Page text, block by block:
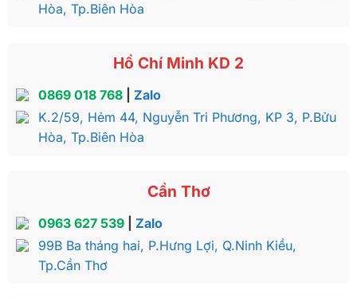
Hòa, Tp.Biên Hòa
Hồ Chí Minh KD 2
0869 018 768| Zalo
K.2/59, Hẻm 44, Nguyễn Tri Phương, KP 3, P.Bửu
Hòa, Tp.Biên Hòa
Cần Thơ
0963 627 539| Zalo
99B Ba tháng hai, P.Hưng Lợi, Q.Ninh Kiều,
Tp.Cần Thơ